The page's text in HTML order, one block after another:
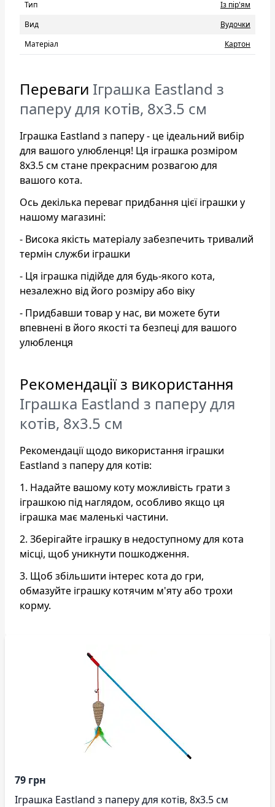
Тип
Із пір'ям
Вид
Вудочки
Матеріал
Картон
Переваги Іграшка Eastland з
паперу для котів, 8х3.5 см
Іграшка Eastland з паперу - це ідеальний вибір
для вашого улюбленця! Ця іграшка розміром
8х3.5 см стане прекрасним розвагою для
вашого кота.
Ось декілька переваг придбання цієї іграшки у
нашому магазині:
- Висока якість матеріалу забезпечить тривалий
термін служби іграшки
- Ця іграшка підійде для будь-якого кота,
незалежно від його розміру або віку
- Придбавши товар у нас, ви можете бути
впевнені в його якості та безпеці для вашого
улюбленця
Рекомендації з використання
Іграшка Eastland з паперу для
котів, 8х3.5 см
Рекомендації щодо використання іграшки
Eastland з паперу для котів:
1. Надайте вашому коту можливість грати з
іграшкою під наглядом, особливо якщо ця
іграшка має маленькі частини.
2. Зберігайте іграшку в недоступному для кота
місці, щоб уникнути пошкодження.
3. Щоб збільшити інтерес кота до гри,
обмазуйте іграшку котячим м'яту або трохи
корму.
79 грн
Іграшка Eastland з паперу для котів, 8х3.5 см